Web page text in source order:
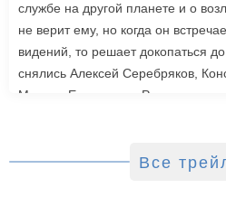
службе на другой планете и о
не верит ему, но когда он
видений, то решает докопаться
снялись Алексей Серебряков,
Максим Емельянов. Режиссером
Все